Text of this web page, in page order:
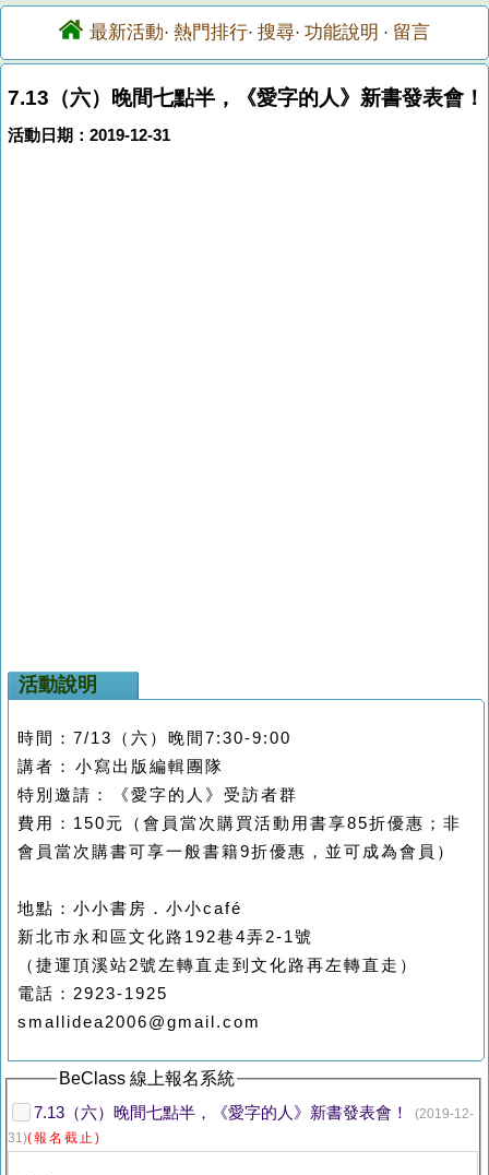
最新活動· 熱門排行· 搜尋· 功能說明 · 留言
7.13（六）晚間七點半，《愛字的人》新書發表會！
活動日期：2019-12-31
活動說明
時間： 7/13 （六）晚間 7:30-9:00
講者：小寫出版編輯團隊
特別邀請：《愛字的人》受訪者群
費用： 150元（會員當次購買活動用書享85折優惠；非
會員當次購書可享一般書籍9折優惠，並可成為會員）
地點：小小書房．小小café
新北市永和區文化路192巷4弄2-1號
（捷運頂溪站2號左轉直走到文化路再左轉直走）
電話：2923-1925
smallidea2006@gmail.com
BeClass 線上報名系統
7.13（六）晚間七點半，《愛字的人》新書發表會！
(2019-12-
31)(報名截止)